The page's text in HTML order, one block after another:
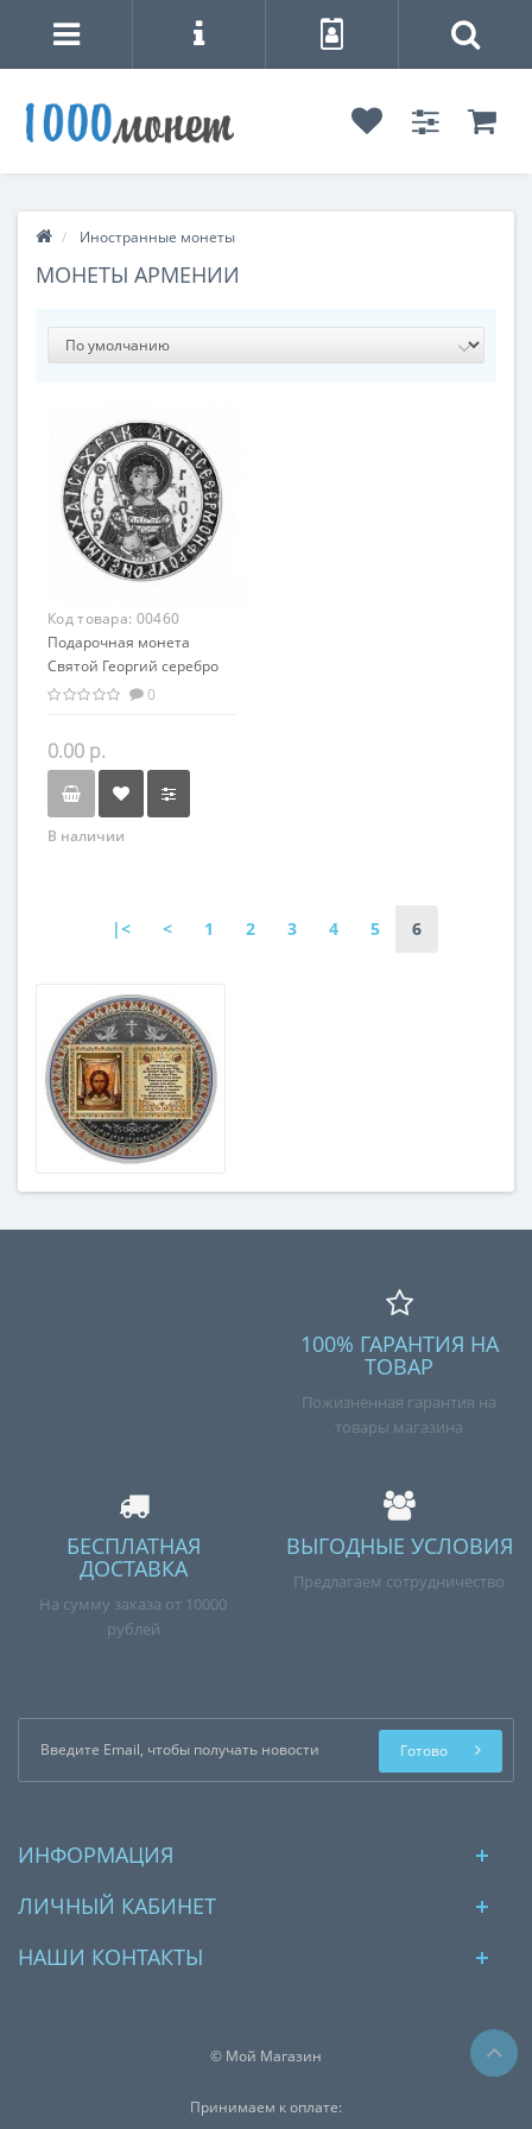
Иностранные монеты
МОНЕТЫ АРМЕНИИ
Код товара: 00460
Подарочная монета
Святой Георгий серебро
50.00 гр - из серии
Христианство
0
0.00 р.
В наличии
|< < 1 2 3 4 5 6
100% ГАРАНТИЯ НА
ТОВАР
Пожизненная гарантия на
товары магазина
БЕСПЛАТНАЯ
ДОСТАВКА
На сумму заказа от 10000
рублей
ВЫГОДНЫЕ УСЛОВИЯ
Предлагаем сотрудничество
Готово
ИНФОРМАЦИЯ
ЛИЧНЫЙ КАБИНЕТ
НАШИ КОНТАКТЫ
© Мой Магазин
Принимаем к оплате: